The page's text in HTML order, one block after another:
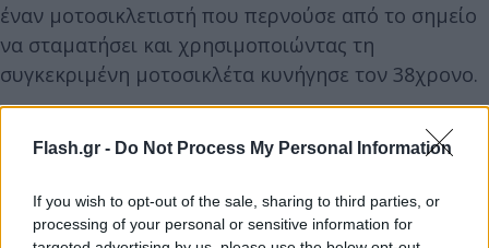
Flash.gr - Do Not Process My Personal Information
If you wish to opt-out of the sale, sharing to third parties, or
processing of your personal or sensitive information for
έναν μοτοσικλετιστή που περνούσε από το σημείο
να σταματήσει και χρησιμοποιώντας τη
συγκεκριμένη μοτοσικλέτα κυνήγησε τον 38χρονο.